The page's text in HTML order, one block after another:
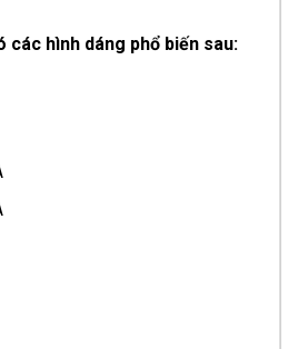
các hình dáng phổ biến sau: